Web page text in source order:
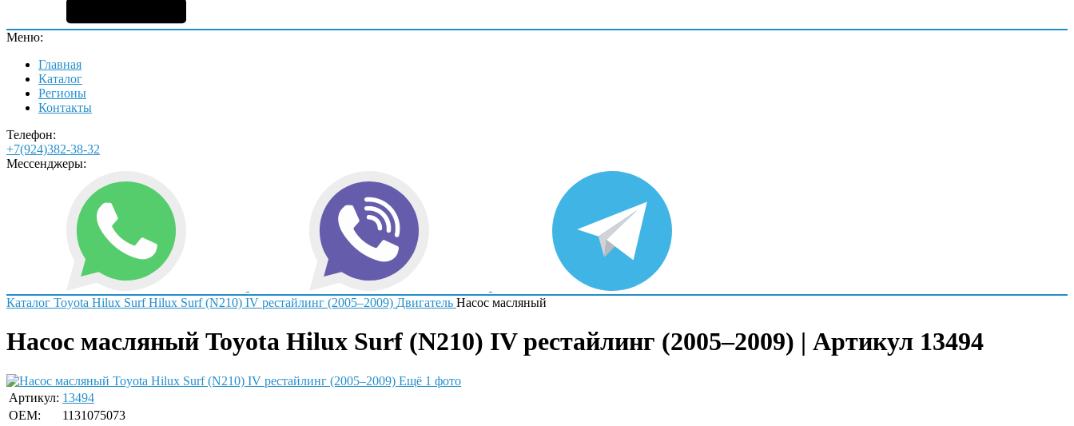
Меню:
Главная
Каталог
Регионы
Контакты
Телефон:
+7(924)382-38-32
Мессенджеры:
Каталог Toyota Hilux Surf Hilux Surf (N210) IV рестайлинг (2005–2009) Двигатель Насос масляный
Насос масляный Toyota Hilux Surf (N210) IV рестайлинг (2005–2009) | Артикул 13494
Ещё 1 фото
Артикул: 13494
OEM:
1131075073